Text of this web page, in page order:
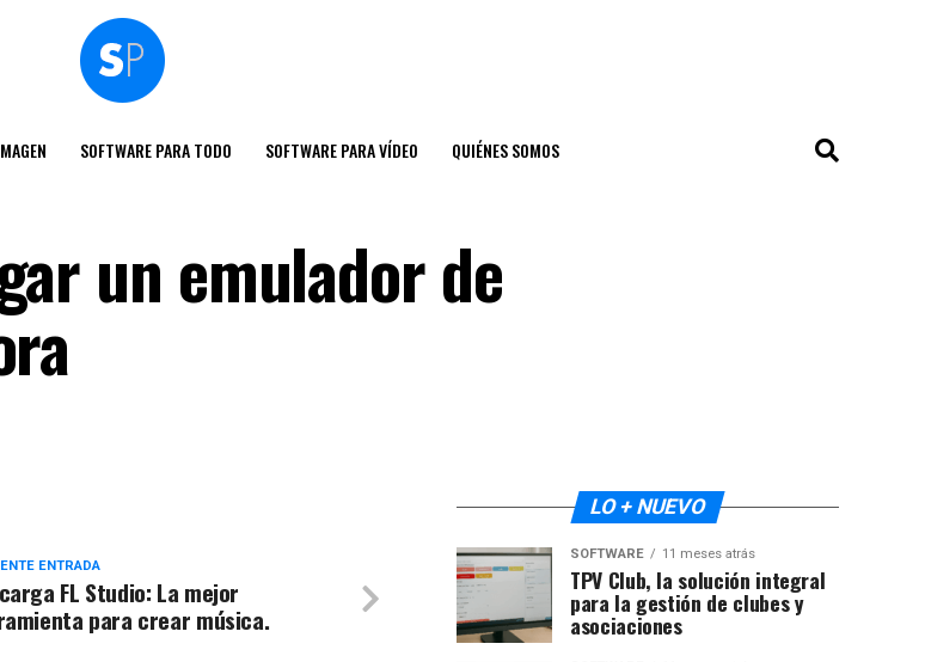
SOFTWARE PARA TODO SOFTWARE PARA VÍDEO QUIÉNES SOMOS
un emulador de
ENTRADA
FL Studio: La mejor
para crear música.
LO + NUEVO
SOFTWARE 11 meses atrás
TPV Club, la solución integral
para la gestión de clubes y
asociaciones